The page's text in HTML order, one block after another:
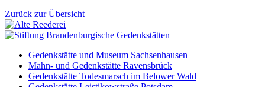
Zurück zur Übersicht
Gedenkstätte und Museum Sachsenhausen
Mahn- und Gedenkstätte Ravensbrück
Gedenkstätte Todesmarsch im Belower Wald